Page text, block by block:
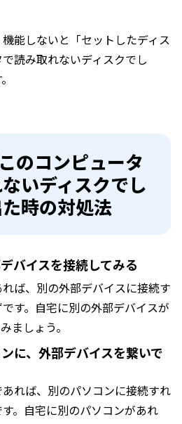
能しないと「セットしたディス
読み取れないディスクでし
のコンピュータ
いディスクでし
時の対処法
バイスを接続してみる
ば、別の外部デバイスに接続す
す。自宅に別の外部デバイスが
ましょう。
に、外部デバイスを繋いで
れば、別のパソコンに接続すれ
。自宅に別のパソコンがあれ